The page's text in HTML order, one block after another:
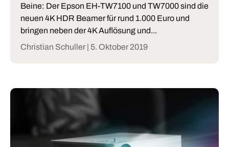
Beine: Der Epson EH-TW7100 und TW7000 sind die
neuen 4K HDR Beamer für rund 1.000 Euro und
bringen neben der 4K Auflösung und...
Christian Schuller | 5. Oktober 2019